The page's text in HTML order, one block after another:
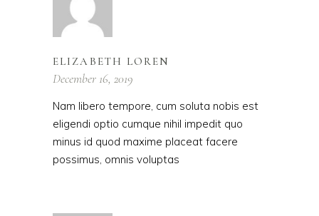
ELIZABETH LOREN
December 16, 2019
Nam libero tempore, cum soluta nobis est
eligendi optio cumque nihil impedit quo
minus id quod maxime placeat facere
possimus, omnis voluptas